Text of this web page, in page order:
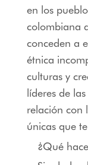
en los
colombiana
conceden a
étnica
culturas y
líderes de
relación con
únicas que
¿Qué